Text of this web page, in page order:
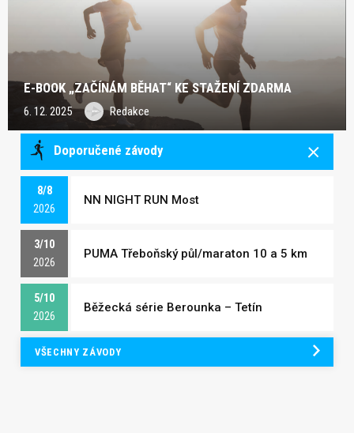
E-BOOK „ZAČÍNÁM BĚHAT“ KE STAŽENÍ ZDARMA
6. 12. 2025 Redakce
Doporučené závody
8/8
2026
NN NIGHT RUN Most
3/10
2026
PUMA Třeboňský půl/maraton 10 a 5 km
5/10
2026
Běžecká série Berounka – Tetín
VŠECHNY ZÁVODY